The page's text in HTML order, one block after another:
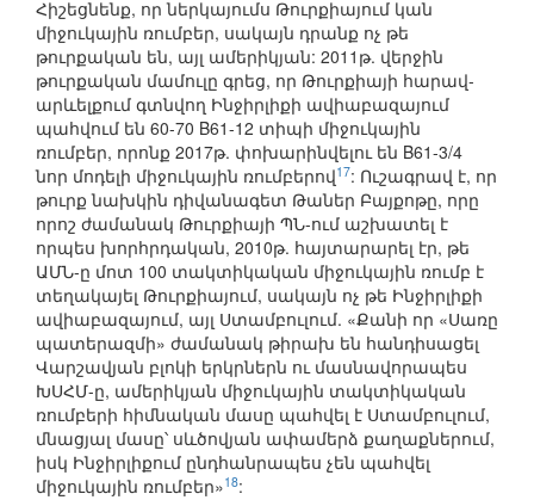
Հիշեցնենք, որ ներկայումս Թուրքիայում կան
միջուկային ռումբեր, սակայն դրանք ոչ թե
թուրքական են, այլ ամերիկյան: 2011թ. վերջին
թուրքական մամուլը գրեց, որ Թուրքիայի հարավ-
արևելքում գտնվող Ինջիրլիքի ավիաբազայում
պահվում են 60-70 B61-12 տիպի միջուկային
ռումբեր, որոնք 2017թ. փոխարինվելու են B61-3/4
նոր մոդելի միջուկային ռումբերով17: Ուշագրավ է, որ
թուրք նախկին դիվանագետ Թաներ Բայքոթը, որը
որոշ ժամանակ Թուրքիայի ՊՆ-ում աշխատել է
որպես խորհրդական, 2010թ. հայտարարել էր, թե
ԱՄՆ-ը մոտ 100 տակտիկական միջուկային ռումբ է
տեղակայել Թուրքիայում, սակայն ոչ թե Ինջիրլիքի
ավիաբազայում, այլ Ստամբուլում. «Քանի որ «Սառը
պատերազմի» ժամանակ թիրախ են հանդիսացել
Վարշավյան բլոկի երկրներն ու մասնավորապես
ԽՍՀՄ-ը, ամերիկյան միջուկային տակտիկական
ռումբերի հիմնական մասը պահվել է Ստամբուլում,
մնացյալ մասը՝ սևծովյան ափամերձ քաղաքներում,
իսկ Ինջիրլիքում ընդհանրապես չեն պահվել
միջուկային ռումբեր»18: